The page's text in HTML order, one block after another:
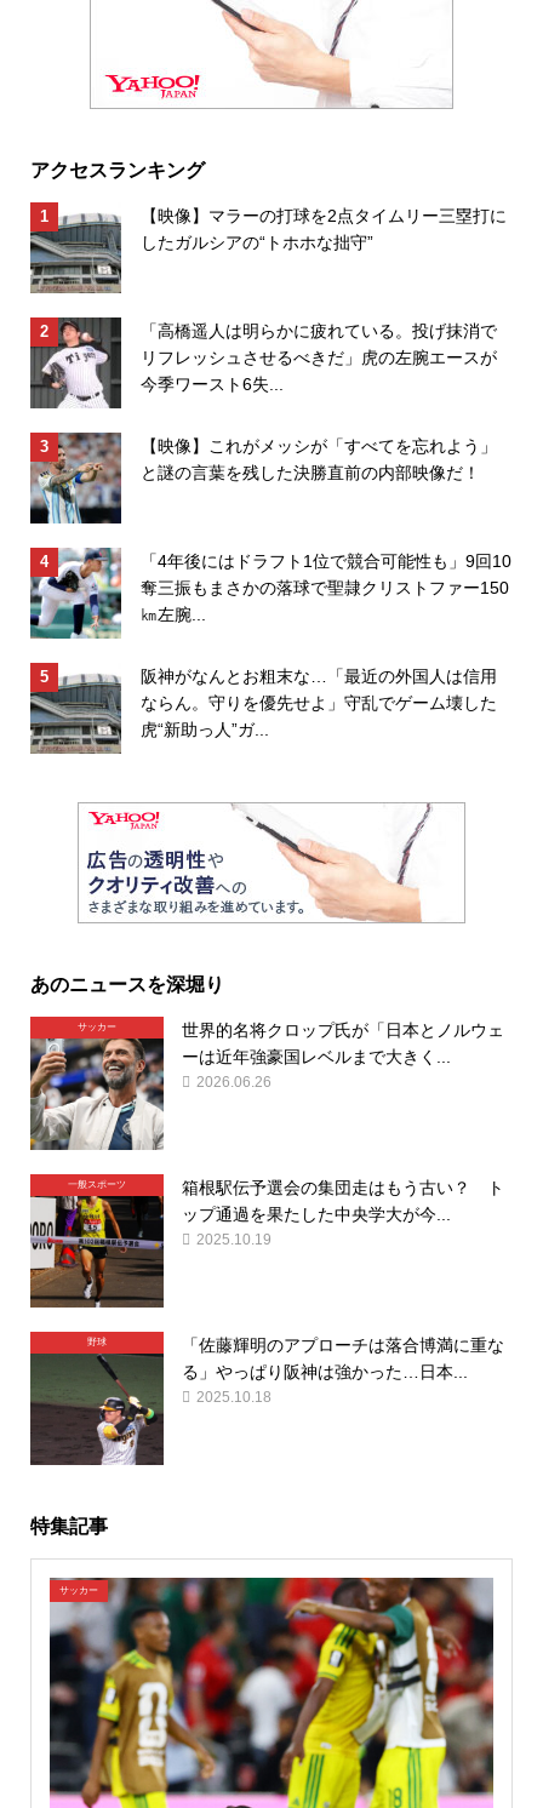
アクセスランキング
【映像】マラーの打球を2点タイムリー三塁打に
したガルシアの“トホホな拙守”
「高橋遥人は明らかに疲れている。投げ抹消で
リフレッシュさせるべきだ」虎の左腕エースが
今季ワースト6失...
【映像】これがメッシが「すべてを忘れよう」
と謎の言葉を残した決勝直前の内部映像だ！
「4年後にはドラフト1位で競合可能性も」9回10
奪三振もまさかの落球で聖隷クリストファー150
㎞左腕...
阪神がなんとお粗末な…「最近の外国人は信用
ならん。守りを優先せよ」守乱でゲーム壊した
虎“新助っ人”ガ...
あのニュースを深堀り
サッカー
世界的名将クロップ氏が「日本とノルウェ
ーは近年強豪国レベルまで大きく...
2026.06.26
一般スポーツ
箱根駅伝予選会の集団走はもう古い？ ト
ップ通過を果たした中央学大が今...
2025.10.19
野球
「佐藤輝明のアプローチは落合博満に重な
る」やっぱり阪神は強かった…日本...
2025.10.18
特集記事
サッカー